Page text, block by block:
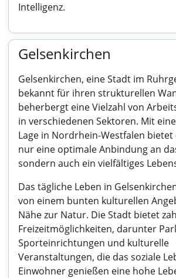
Intelligenz.
Gelsenkirchen
Gelsenkirchen, eine Stadt im
bekannt für ihren strukturellen
beherbergt eine Vielzahl von
in verschiedenen Sektoren. Mit
Lage in Nordrhein-Westfalen
nur eine optimale Anbindung an
sondern auch ein vielfältiges
Das tägliche Leben in
von einem bunten kulturellen
Nähe zur Natur. Die Stadt bietet
Freizeitmöglichkeiten, darunter
Sporteinrichtungen und kulturelle
Veranstaltungen, die das soziale
Einwohner genießen eine hohe